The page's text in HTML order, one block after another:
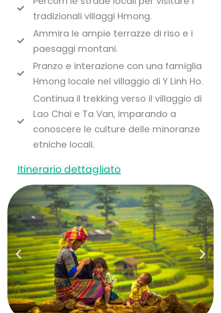
tradizionali villaggi Hmong.
Ammira le ampie terrazze di riso e i
paesaggi montani.
Pranzo e interazione con una famiglia
Hmong locale nel villaggio di Y Linh Ho.
Continua il trekking verso il villaggio di
Lao Chai e Ta Van, imparando a
conoscere le culture delle minoranze
etniche locali.
Itinerario dettagliato